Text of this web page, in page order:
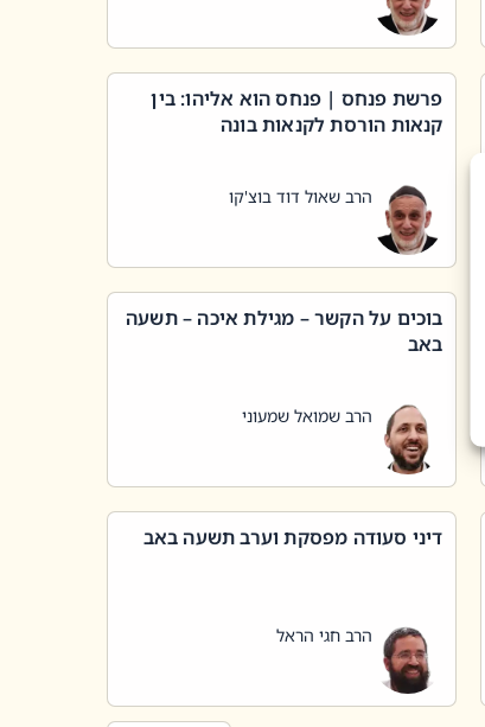
פרשת פנחס | פנחס הוא אליהו: בין
קנאות הורסת לקנאות בונה
הרב שאול דוד בוצ'קו
בוכים על הקשר – מגילת איכה – תשעה
באב
הרב שמואל שמעוני
דיני סעודה מפסקת וערב תשעה באב
הרב חגי הראל